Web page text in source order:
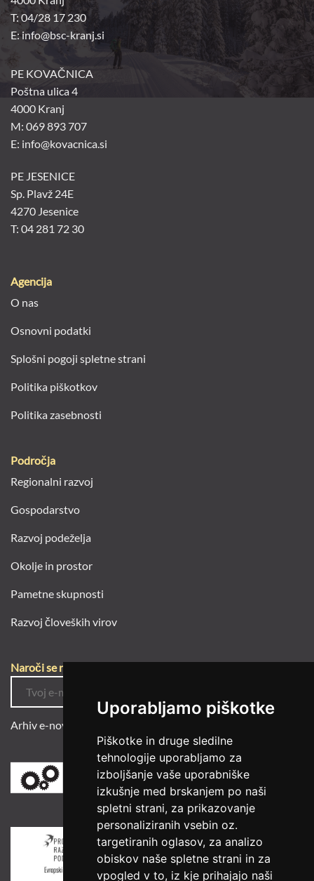
Uporabljamo piškotke
Piškotke in druge sledilne
tehnologije uporabljamo za
izboljšanje vaše uporabniške
izkušnje med brskanjem po naši
spletni strani, za prikazovanje
personaliziranih vsebin oz.
targetiranih oglasov, za analizo
obiskov naše spletne strani in za
vpogled v to, iz kje prihajajo naši
T: 04/28 17 230
E:info@bsc-kranj.si
PE KOVAČNICA
Poštna ulica 4
4000 Kranj
M: 069 893 707
E: info@kovacnica.si
PE JESENICE
Sp. Plavž 24E
4270 Jesenice
T: 04 281 72 30
Agencija
O nas
Osnovni podatki
Splošni pogoji spletne strani
Politika piškotkov
Politika zasebnosti
Področja
Regionalni razvoj
Gospodarstvo
Razvoj podeželja
Okolje in prostor
Pametne skupnosti
Razvoj človeških virov
Naroči se na e-novice
Arhiv e-novic